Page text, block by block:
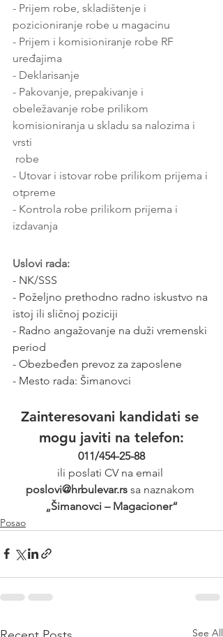
- Prijem robe, skladištenje i
pozicioniranje robe u magacinu
- Prijem i komisioniranje robe RF
uređajima
- Deklarisanje
- Pakovanje, prepakivanje i
obeležavanje robe prilikom
komisioniranja u skladu sa nalozima i
vrsti
robe
- Utovar i istovar robe prilikom prijema i
otpreme
- Kontrola robe prilikom prijema i
izdavanja
Uslovi rada:
- NK/SSS
- Poželjno prethodno radno iskustvo na
istoj ili sličnoj poziciji
- Radno angažovanje na duži vremenski
period
- Obezbeđen prevoz za zaposlene
- Mesto rada: Šimanovci
Zainteresovani kandidati se
mogu javiti na telefon:
011/454-25-88
ili poslati CV na email
poslovi@hrbulevar.rs sa naznakom
„Šimanovci – Magacioner“
Posao
See All